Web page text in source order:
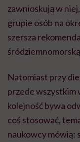
zawnioskują w
grupie osób na
szersza
Natomiast przy
przede wszystkim
kolejność bywa
coś stosować,
naukowcy mówią: